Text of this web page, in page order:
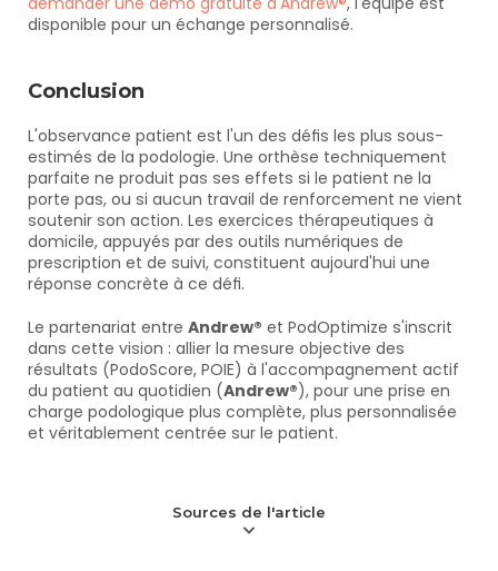
disponible pour un échange personnalisé.
Conclusion
L'observance patient est l'un des défis les plus sous-
estimés de la podologie. Une orthèse techniquement
parfaite ne produit pas ses effets si le patient ne la
porte pas, ou si aucun travail de renforcement ne vient
soutenir son action. Les exercices thérapeutiques à
domicile, appuyés par des outils numériques de
prescription et de suivi, constituent aujourd'hui une
réponse concrète à ce défi.
Le partenariat entre Andrew® et PodOptimize s'inscrit
dans cette vision : allier la mesure objective des
résultats (PodoScore, POIE) à l'accompagnement actif
du patient au quotidien (Andrew®), pour une prise en
charge podologique plus complète, plus personnalisée
et véritablement centrée sur le patient.
Sources de l'article